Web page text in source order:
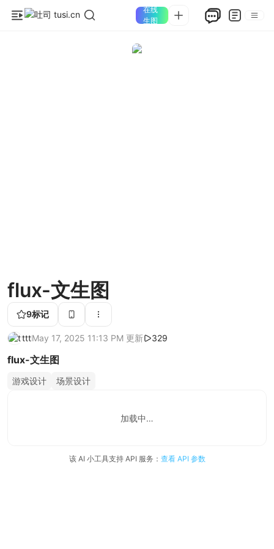
在线
生图
flux-文生图
9标记
tttMay 17, 2025 11:13 PM 更新 329
flux-文生图
游戏设计 场景设计
加载中…
该 AI 小工具支持 API 服务： 查看 API 参数